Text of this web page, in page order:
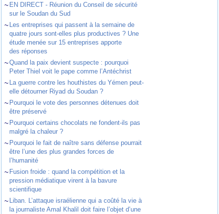
~ EN DIRECT - Réunion du Conseil de sécurité
sur le Soudan du Sud
~ Les entreprises qui passent à la semaine de
quatre jours sont-elles plus productives ? Une
étude menée sur 15 entreprises apporte
des réponses
~Quand la paix devient suspecte : pourquoi
Peter Thiel voit le pape comme l’Antéchrist
~ La guerre contre les houthistes du Yémen peut-
elle détourner Riyad du Soudan ?
~ Pourquoi le vote des personnes détenues doit
être préservé
~ Pourquoi certains chocolats ne fondent-ils pas
malgré la chaleur ?
~ Pourquoi le fait de naître sans défense pourrait
être l’une des plus grandes forces de
l’humanité
~ Fusion froide : quand la compétition et la
pression médiatique virent à la bavure
scientifique
~ Liban. L’attaque israélienne qui a coûté la vie à
la journaliste Amal Khalil doit faire l’objet d’une